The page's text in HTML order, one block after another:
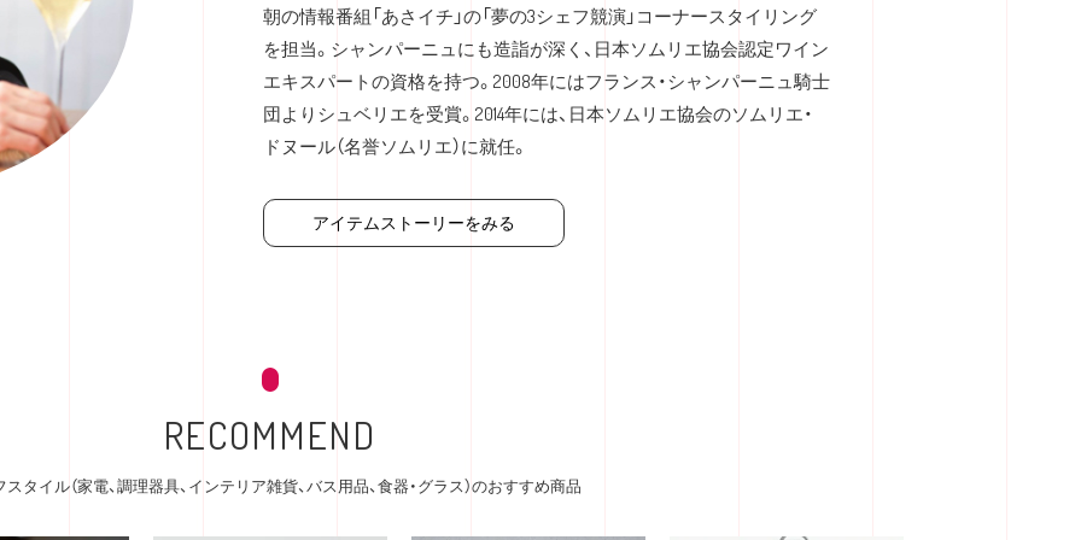
朝の情報番組「あさイチ」の「夢の3シェフ競演」コーナースタイリング
を担当。シャンパーニュにも造詣が深く、日本ソムリエ協会認定ワイン
エキスパートの資格を持つ。2008年にはフランス・シャンパーニュ騎士
団よりシュベリエを受賞。2014年には、日本ソムリエ協会のソムリエ・
ドヌール（名誉ソムリエ）に就任。
アイテムストーリーをみる
RECOMMEND
タイル（家電、調理器具、インテリア雑貨、バス用品、食器・グラス）のおすすめ商品